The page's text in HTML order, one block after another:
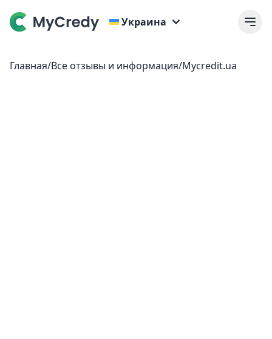
Украина
Главная/Все отзывы и информация/Mycredit.ua